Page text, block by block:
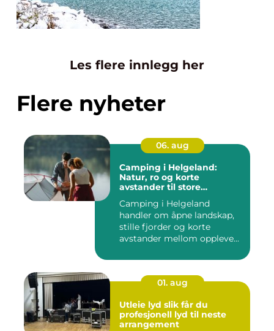
Les flere innlegg her
Flere nyheter
06. aug
Camping i Helgeland:
Natur, ro og korte
avstander til store
Camping i Helgeland
handler om åpne landskap,
stille fjorder og korte
avstander mellom oppleve...
01. aug
Utleie lyd slik får du
profesjonell lyd til neste
arrangement